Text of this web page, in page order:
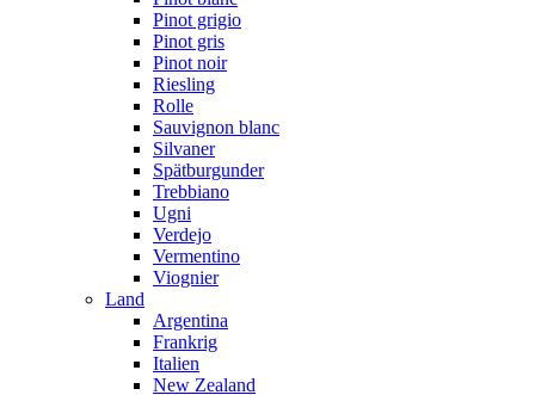
Pinot grigio
Pinot gris
Pinot noir
Riesling
Rolle
Sauvignon blanc
Silvaner
Spätburgunder
Trebbiano
Ugni
Verdejo
Vermentino
Viognier
Land
Argentina
Frankrig
Italien
New Zealand